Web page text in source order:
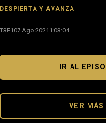
DESPIERTA Y AVANZA
T3E1 07 Ago 2021 1:03:04
IR AL
VER MÁS